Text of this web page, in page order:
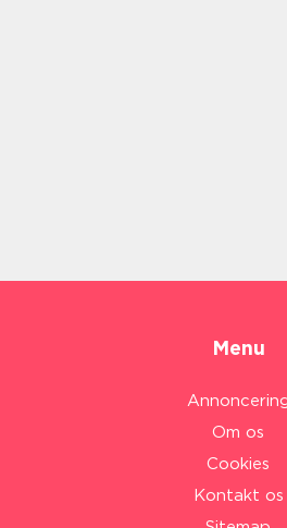
Menu
Om os
Cookies
Kontakt os